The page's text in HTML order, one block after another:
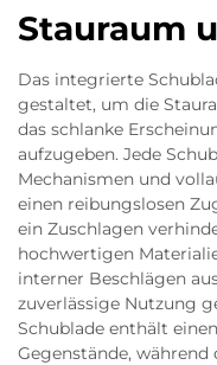
Stauraum
Das integrierte
gestaltet, um die
das schlanke
aufzugeben. Jede
Mechanismen und
einen reibungslosen
ein Zuschlagen
hochwertigen
interner Beschlägen
zuverlässige Nutzung
Schublade enthält
Gegenstände,